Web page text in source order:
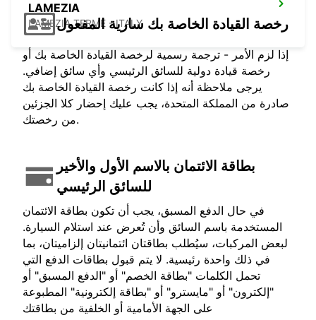
LAMEZIA
LAMEZIA TERME - ITALY
رخصة القيادة الخاصة بك سارية المفعول
إذا لزم الأمر - ترجمة رسمية لرخصة القيادة الخاصة بك أو
رخصة قيادة دولية للسائق الرئيسي وأي سائق إضافي.
يرجى ملاحظة أنه إذا كانت رخصة القيادة الخاصة بك
صادرة من المملكة المتحدة، يجب عليك إحضار كلا الجزئين
من رخصتك.
بطاقة الائتمان بالاسم الأول والأخير
للسائق الرئيسي
في حال الدفع المسبق، يجب أن تكون بطاقة الائتمان
المستخدمة باسم السائق وأن تُعرض عند استلام السيارة.
لبعض المركبات، سيُطلب بطاقتان ائتمانيتان إلزاميتان، بما
في ذلك واحدة رئيسية. لا يتم قبول بطاقات الدفع التي
تحمل الكلمات "بطاقة الخصم" أو "الدفع المسبق" أو
"إلكترون" أو "مايسترو" أو "بطاقة إلكترونية" المطبوعة
على الجهة الأمامية أو الخلفية من بطاقتك